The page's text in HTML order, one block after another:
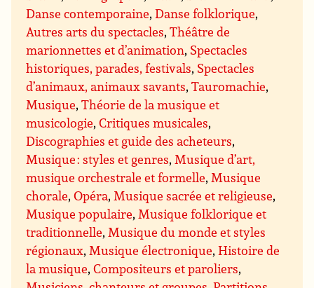
Danse contemporaine,Danse folklorique,
Autres arts du spectacles,Théâtre de
marionnettes et d’animation, Spectacles
historiques, parades, festivals, Spectacles
d’animaux, animaux savants,Tauromachie,
Musique,Théorie de la musique et
musicologie,Critiques musicales,
Discographies et guide des acheteurs,
Musique : styles et genres,Musique d’art,
musique orchestrale et formelle,Musique
chorale,Opéra,Musique sacrée et religieuse,
Musique populaire,Musique folklorique et
traditionnelle,Musique du monde et styles
régionaux,Musique électronique,Histoire de
la musique,Compositeurs et paroliers,